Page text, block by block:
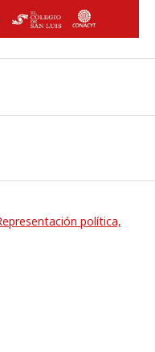
política,